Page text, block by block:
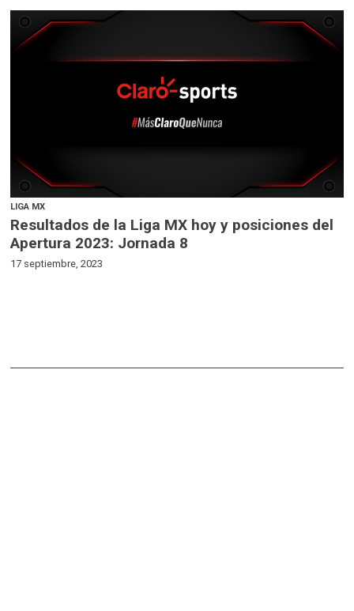
LIGA MX
Resultados de la Liga MX hoy y posiciones del
Apertura 2023: Jornada 8
17 septiembre, 2023